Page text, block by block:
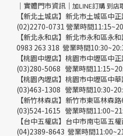
｜實體門市資訊｜ 加LINE訂購 到店
【新北土城店】新北市土城區中
(02)2270-0731 營業時間
【新北永和店】新北市永和區永
0983 263 318 營業時間
【桃園中壢店】桃園市中壢區中
(03)280-5068 營業時間
【桃園內壢店】桃園市中壢區中
(03)463-1308 營業時間10:30-
【新竹林森店】新竹市東區林森
(03)524-1615 營業時間
【台中五權店】台中市南屯區五
(04)2389-8643 營業時間